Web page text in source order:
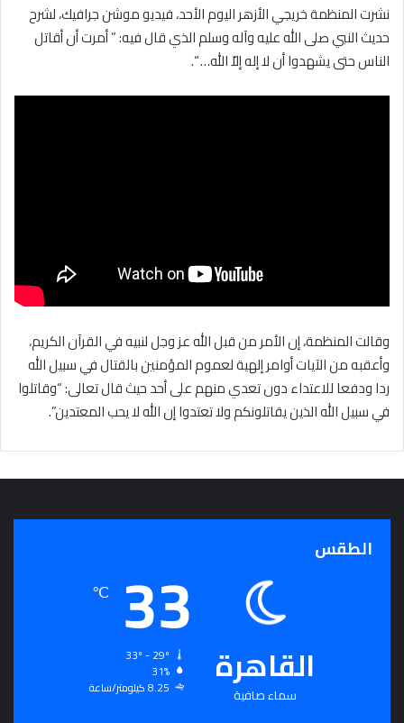
نشرت المنظمة خريجي الأزهر اليوم الأحد، فيديو موشن جرافيك، لشرح
حديث النبي صلى الله عليه وآله وسلم الذي قال فيه: ” أمرت أن أقاتل
الناس حتى يشهدوا أن لا إله إلاّ الله… “.
وقالت المنظمة، إن الأمر من قبل الله عز وجل لنبيه في القرآن الكريم،
وأعقبه من الآيات أوامر إلهية لعموم المؤمنين بالقتال في سبيل الله
ردا ودفعا للاعتداء دون تعدي منهم على أحد حيث قال تعالى: “وقاتلوا
في سبيل الله الذين يقاتلونكم ولا تعتدوا إن الله لا يحب المعتدين”.
الطقس
القاهرة
سماء صافية
33
℃
31%
8.25 كيلومتر/ساعة